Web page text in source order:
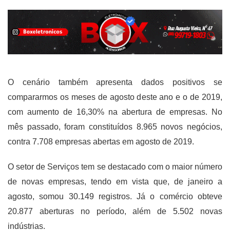
O cenário também apresenta dados positivos se
compararmos os meses de agosto deste ano e o de 2019,
com aumento de 16,30% na abertura de empresas. No
mês passado, foram constituídos 8.965 novos negócios,
contra 7.708 empresas abertas em agosto de 2019.
O setor de Serviços tem se destacado com o maior número
de novas empresas, tendo em vista que, de janeiro a
agosto, somou 30.149 registros. Já o comércio obteve
20.877 aberturas no período, além de 5.502 novas
indústrias.